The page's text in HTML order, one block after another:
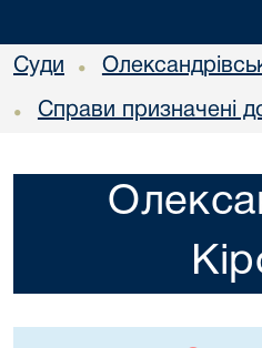
Суди •
• Справи призначені